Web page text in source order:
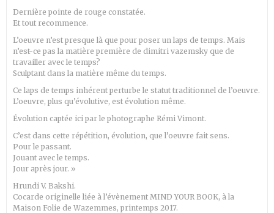
Dernière pointe de rouge constatée.
Et tout recommence.
L’oeuvre n’est presque là que pour poser un laps de temps. Mais
n’est-ce pas la matière première de dimitri vazemsky que de
travailler avec le temps?
Sculptant dans la matière même du temps.
Ce laps de temps inhérent perturbe le statut traditionnel de l’oeuvre.
L’oeuvre, plus qu’évolutive, est évolution même.
Évolution captée ici par le photographe Rémi Vimont.
C’est dans cette répétition, évolution, que l’oeuvre fait sens.
Pour le passant.
Jouant avec le temps.
Jour après jour. »
Hrundi V. Bakshi.
Cocarde originelle liée à l’évènement MIND YOUR BOOK, à la
Maison Folie de Wazemmes, printemps 2017.